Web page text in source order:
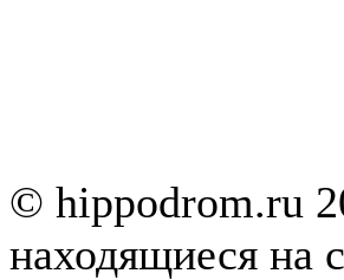
© hippodrom.ru
находящиеся на